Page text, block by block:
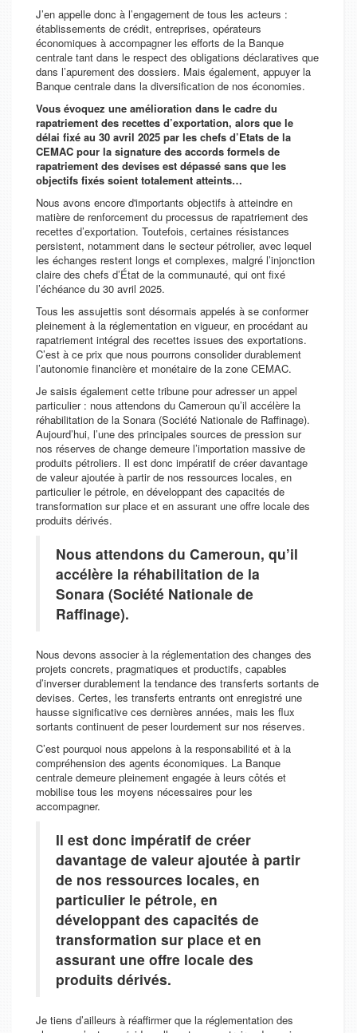
J’en appelle donc à l’engagement de tous les acteurs :
établissements de crédit, entreprises, opérateurs
économiques à accompagner les efforts de la Banque
centrale tant dans le respect des obligations déclaratives que
dans l’apurement des dossiers. Mais également, appuyer la
Banque centrale dans la diversification de nos économies.
Vous évoquez une amélioration dans le cadre du
rapatriement des recettes d’exportation, alors que le
délai fixé au 30 avril 2025 par les chefs d’Etats de la
CEMAC pour la signature des accords formels de
rapatriement des devises est dépassé sans que les
objectifs fixés soient totalement atteints…
Nous avons encore d'importants objectifs à atteindre en
matière de renforcement du processus de rapatriement des
recettes d’exportation. Toutefois, certaines résistances
persistent, notamment dans le secteur pétrolier, avec lequel
les échanges restent longs et complexes, malgré l’injonction
claire des chefs d’État de la communauté, qui ont fixé
l’échéance du 30 avril 2025.
Tous les assujettis sont désormais appelés à se conformer
pleinement à la réglementation en vigueur, en procédant au
rapatriement intégral des recettes issues des exportations.
C’est à ce prix que nous pourrons consolider durablement
l’autonomie financière et monétaire de la zone CEMAC.
Je saisis également cette tribune pour adresser un appel
particulier : nous attendons du Cameroun qu’il accélère la
réhabilitation de la Sonara (Société Nationale de Raffinage).
Aujourd’hui, l’une des principales sources de pression sur
nos réserves de change demeure l’importation massive de
produits pétroliers. Il est donc impératif de créer davantage
de valeur ajoutée à partir de nos ressources locales, en
particulier le pétrole, en développant des capacités de
transformation sur place et en assurant une offre locale des
produits dérivés.
Nous attendons du Cameroun, qu’il
accélère la réhabilitation de la
Sonara (Société Nationale de
Raffinage).
Nous devons associer à la réglementation des changes des
projets concrets, pragmatiques et productifs, capables
d’inverser durablement la tendance des transferts sortants de
devises. Certes, les transferts entrants ont enregistré une
hausse significative ces dernières années, mais les flux
sortants continuent de peser lourdement sur nos réserves.
C’est pourquoi nous appelons à la responsabilité et à la
compréhension des agents économiques. La Banque
centrale demeure pleinement engagée à leurs côtés et
mobilise tous les moyens nécessaires pour les
accompagner.
Il est donc impératif de créer
davantage de valeur ajoutée à partir
de nos ressources locales, en
particulier le pétrole, en
développant des capacités de
transformation sur place et en
assurant une offre locale des
produits dérivés.
Je tiens d’ailleurs à réaffirmer que la réglementation des